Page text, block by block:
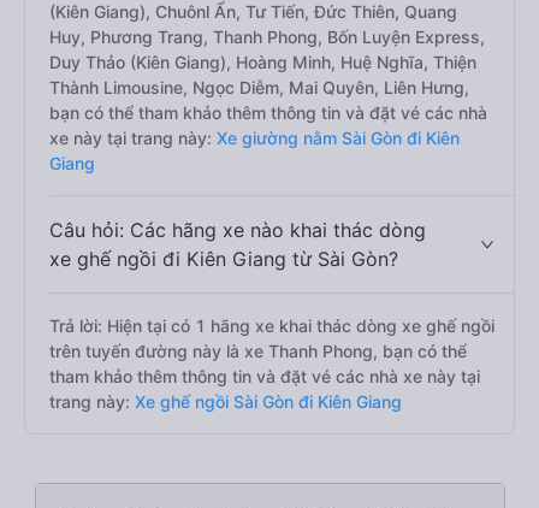
(Kiên Giang), Chuônl Ẩn, Tư Tiến, Đức Thiên, Quang
Huy, Phương Trang, Thanh Phong, Bốn Luyện Express,
Duy Thảo (Kiên Giang), Hoàng Minh, Huệ Nghĩa, Thiện
Thành Limousine, Ngọc Diễm, Mai Quyên, Liên Hưng,
bạn có thể tham khảo thêm thông tin và đặt vé các nhà
xe này tại trang này: Xe giường nằm Sài Gòn đi Kiên
Giang
Câu hỏi: Các hãng xe nào khai thác dòng
xe ghế ngồi đi Kiên Giang từ Sài Gòn?
Trả lời: Hiện tại có 1 hãng xe khai thác dòng xe ghế ngồi
trên tuyến đường này là xe Thanh Phong, bạn có thể
tham khảo thêm thông tin và đặt vé các nhà xe này tại
trang này: Xe ghế ngồi Sài Gòn đi Kiên Giang